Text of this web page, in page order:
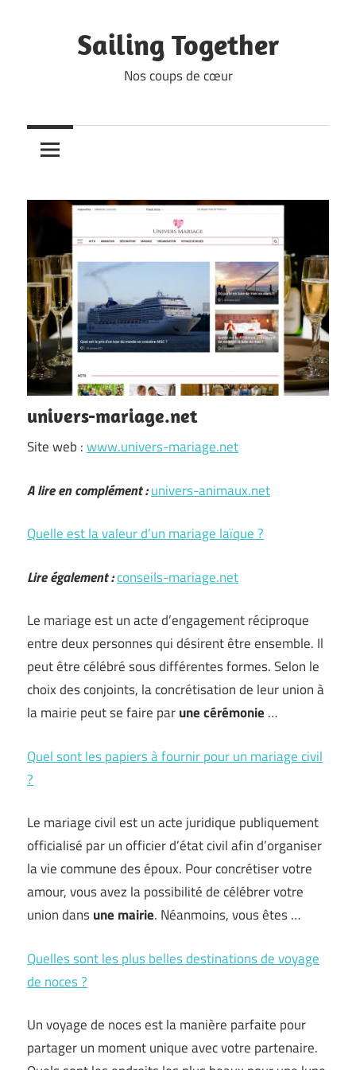
Sailing Together
Nos coups de cœur
univers-mariage.net
Site web :www.univers-mariage.net
A lire en complément :univers-animaux.net
Quelle est la valeur d’un mariage laïque ?
Lire également :conseils-mariage.net
Le mariage est un acte d’engagement réciproque
entre deux personnes qui désirent être ensemble. Il
peut être célébré sous différentes formes. Selon le
choix des conjoints, la concrétisation de leur union à
la mairie peut se faire parune cérémonie …
Quel sont les papiers à fournir pour un mariage civil
?
Le mariage civil est un acte juridique publiquement
officialisé par un officier d’état civil afin d’organiser
la vie commune des époux. Pour concrétiser votre
amour, vous avez la possibilité de célébrer votre
union dansune mairie. Néanmoins, vous êtes …
Quelles sont les plus belles destinations de voyage
de noces ?
Un voyage de noces est la manière parfaite pour
partager un moment unique avec votre partenaire.